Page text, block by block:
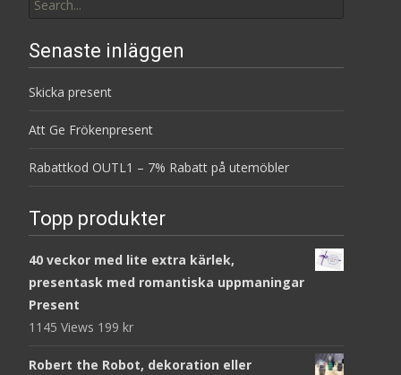
for:
Senaste inläggen
Skicka present
Att Ge Frökenpresent
Rabattkod OUTL1 – 7% Rabatt på utemöbler
Topp produkter
40 veckor med lite extra kärlek,
presentask med romantiska uppmaningar
Present
1145 Views 199 kr
Robert the Robot, dekoration eller